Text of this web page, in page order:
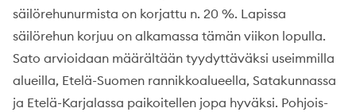
säilörehunurmista on korjattu n. 20 %. Lapissa
säilörehun korjuu on alkamassa tämän viikon lopulla.
Sato arvioidaan määrältään tyydyttäväksi useimmilla
alueilla, Etelä-Suomen rannikkoalueella, Satakunnassa
ja Etelä-Karjalassa paikoitellen jopa hyväksi. Pohjois-